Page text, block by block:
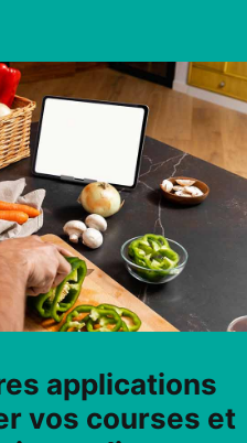
applications
vos courses et